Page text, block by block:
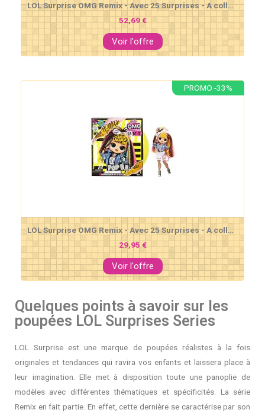
LOL Surprise OMG Remix - Avec 25 Surprises - A collectionner Poupée mannequin, Vêtements & Accessoires - Lonestar
52,69 €
Voir l'offre
PROMO -33%
LOL Surprise OMG Remix - Avec 25 Surprises - A collectionner Poupée mannequin, Vêtements & Accessoires - Pop BB
29,95 €
Voir l'offre
Quelques points à savoir sur les
poupées LOL Surprises Series
LOL Surprise est une marque de poupées réalistes à la fois
originales et tendances qui ravira vos enfants et laissera place à
leur imagination. Elle met à disposition toute une panoplie de
modèles avec différentes thématiques et spécificités. La série
Remix en fait partie. En effet, cette dernière se caractérise par son